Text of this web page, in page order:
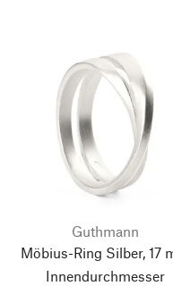
Guthmann
Möbius-Ring Silber, 17
Innendurchmesser